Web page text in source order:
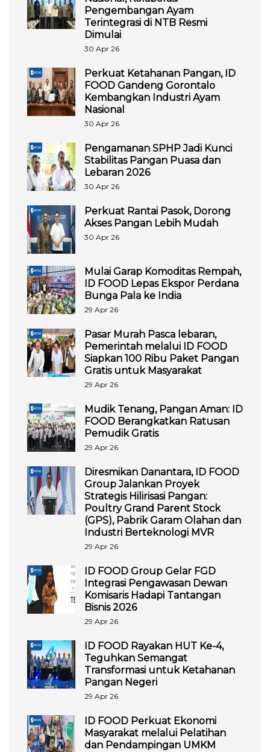
Pengembangan Ayam
Terintegrasi di NTB Resmi
Dimulai
30 Apr 26
Perkuat Ketahanan Pangan, ID
FOOD Gandeng Gorontalo
Kembangkan Industri Ayam
Nasional
30 Apr 26
Pengamanan SPHP Jadi Kunci
Stabilitas Pangan Puasa dan
Lebaran 2026
30 Apr 26
Perkuat Rantai Pasok, Dorong
Akses Pangan Lebih Mudah
30 Apr 26
Mulai Garap Komoditas Rempah,
ID FOOD Lepas Ekspor Perdana
Bunga Pala ke India
29 Apr 26
Pasar Murah Pasca lebaran,
Pemerintah melalui ID FOOD
Siapkan 100 Ribu Paket Pangan
Gratis untuk Masyarakat
29 Apr 26
Mudik Tenang, Pangan Aman: ID
FOOD Berangkatkan Ratusan
Pemudik Gratis
29 Apr 26
Diresmikan Danantara, ID FOOD
Group Jalankan Proyek
Strategis Hilirisasi Pangan:
Poultry Grand Parent Stock
(GPS), Pabrik Garam Olahan dan
Industri Berteknologi MVR
29 Apr 26
ID FOOD Group Gelar FGD
Integrasi Pengawasan Dewan
Komisaris Hadapi Tantangan
Bisnis 2026
29 Apr 26
ID FOOD Rayakan HUT Ke-4,
Teguhkan Semangat
Transformasi untuk Ketahanan
Pangan Negeri
29 Apr 26
ID FOOD Perkuat Ekonomi
Masyarakat melalui Pelatihan
dan Pendampingan UMKM